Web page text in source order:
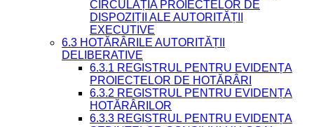
CIRCULAȚIA PROIECTELOR DE
DISPOZIȚII ALE AUTORITĂȚII
EXECUTIVE
6.3 HOTĂRÂRILE AUTORITĂȚII
DELIBERATIVE
6.3.1 REGISTRUL PENTRU EVIDENȚA
PROIECTELOR DE HOTĂRÂRI
6.3.2 REGISTRUL PENTRU EVIDENȚA
HOTĂRÂRILOR
6.3.3 REGISTRUL PENTRU EVIDENȚA